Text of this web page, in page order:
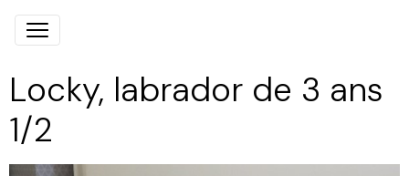
Locky, labrador de 3 ans
1/2